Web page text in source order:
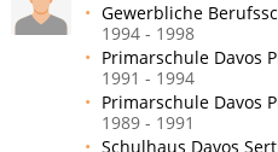
Gewerbliche
1994 - 1998
Primarschule Davos
1991 - 1994
Primarschule Davos
1989 - 1991
Schulhaus Davos